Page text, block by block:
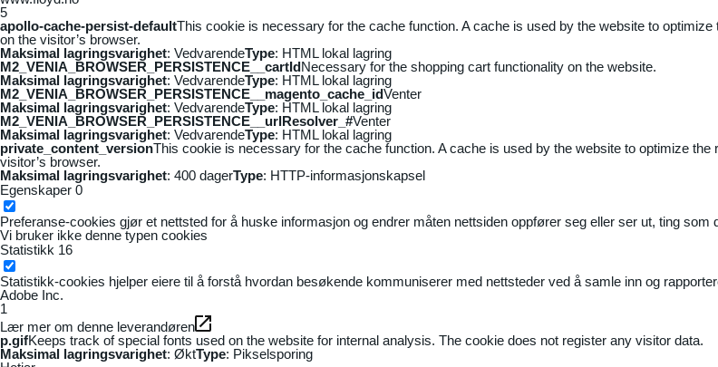
5
apollo-cache-persist-defaultThis cookie is necessary for the cache function. A cache is used by the website to
on the visitor’s browser.
Maksimal lagringsvarighet: VedvarendeType: HTML lokal lagring
M2_VENIA_BROWSER_PERSISTENCE__cartIdNecessary for the shopping cart functionality on the website.
Maksimal lagringsvarighet: VedvarendeType: HTML lokal lagring
M2_VENIA_BROWSER_PERSISTENCE__magento_cache_idVenter
Maksimal lagringsvarighet: VedvarendeType: HTML lokal lagring
M2_VENIA_BROWSER_PERSISTENCE__urlResolver_#Venter
Maksimal lagringsvarighet: VedvarendeType: HTML lokal lagring
private_content_versionThis cookie is necessary for the cache function. A cache is used by the website to optimize
visitor’s browser.
Maksimal lagringsvarighet: 400 dagerType: HTTP-informasjonskapsel
Egenskaper 0
Preferanse-cookies gjør et nettsted for å huske informasjon og endrer måten nettsiden oppfører seg eller ser ut, ting som
Vi bruker ikke denne typen cookies
Statistikk 16
Statistikk-cookies hjelper eiere til å forstå hvordan besøkende kommuniserer med nettsteder ved å samle inn og
Adobe Inc.
1
Lær mer om denne leverandøren
p.gifKeeps track of special fonts used on the website for internal analysis. The cookie does not register any visitor data.
Maksimal lagringsvarighet: ØktType: Pikselsporing